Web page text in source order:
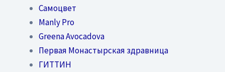
Самоцвет
Manly Pro
Greena Avocadova
Первая Монастырская здравница
ГИТТИН